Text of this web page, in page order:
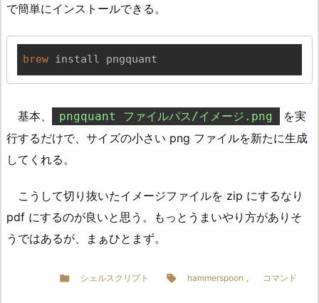
で簡単にインストールできる。
brew install pngquant
基本、 pngquant ファイルパス/イメージ.png
を実
行するだけで、サイズの小さい png ファイルを新たに生成
してくれる。
こうして切り抜いたイメージファイルを zip にするなり
pdf にするのが良いと思う。もっとうまいやり方がありそ
うではあるが、まぁひとまず。
 シェルスクリプト  hammerspoon , コマンド